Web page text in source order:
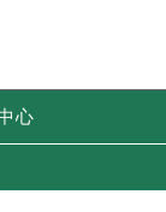
心